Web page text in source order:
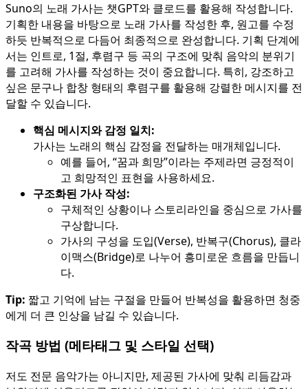
Suno의 노래 가사는 챗GPT와 클로드를 활용해 작성합니다.
기획한 내용을 바탕으로 노래 가사를 작성한 후, 원고를 수정
하듯 반복적으로 다듬어 최종적으로 완성합니다. 기획 단계에
서는 인트로, 1절, 후렴구 등 곡의 구조에 맞춰 음악의 분위기
를 고려해 가사를 작성하는 것이 중요합니다. 특히, 강조하고
싶은 문구나 합창 형태의 후렴구를 활용해 강렬한 메시지를 전
달할 수 있습니다.
핵심 메시지와 감정 일치:
가사는 노래의 핵심 감정을 전달하는 매개체입니다.
예를 들어, “꿈과 희망”이라는 주제라면 긍정적이
고 희망적인 표현을 사용하세요.
구조화된 가사 작성:
구체적인 상황이나 스토리라인을 중심으로 가사를
구상합니다.
가사의 구성을 도입(Verse), 반복구(Chorus), 클라
이맥스(Bridge)로 나누어 흥미로운 흐름을 만듭니
다.
Tip: 짧고 기억에 남는 구절을 만들어 반복성을 활용하면 청중
에게 더 큰 인상을 남길 수 있습니다.
작곡 방법 (메타태그 및 스타일 선택)
저도 전문 음악가는 아니지만, 제공된 가사에 맞춰 리듬감과